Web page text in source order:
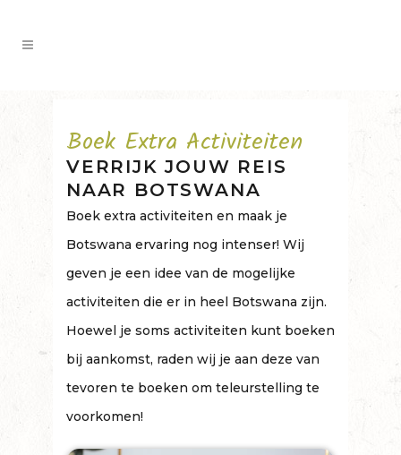
Boek Extra Activiteiten
VERRIJK JOUW REIS
NAAR BOTSWANA
Boek extra activiteiten en maak je
Botswana ervaring nog intenser! Wij
geven je een idee van de mogelijke
activiteiten die er in heel Botswana zijn.
Hoewel je soms activiteiten kunt boeken
bij aankomst, raden wij je aan deze van
tevoren te boeken om teleurstelling te
voorkomen!